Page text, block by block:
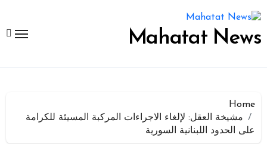
إلى
المحتوى
Mahatat News
Home
مشيخة العقل: لإلغاء الاجراءات المركبة المسيئة للكرامة
على الحدود اللبنانية السورية